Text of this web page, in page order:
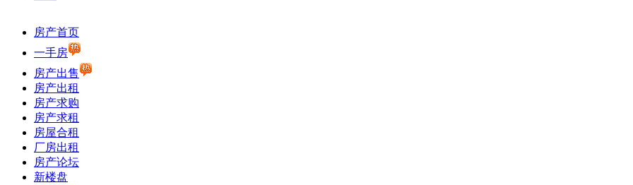
房产首页
一手房
房产出售
房产出租
房产求购
房产求租
房屋合租
厂房出租
房产论坛
新楼盘